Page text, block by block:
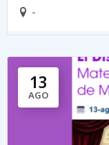
-
13
AGO